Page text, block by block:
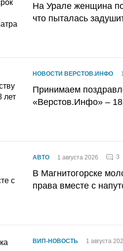
На Урале женщина
что пыталась
НОВОСТИ ВЕРСТОВ.ИНФО
Принимаем
«Верстов.Инфо» –
АВТО 1 августа 2026 3
В Магнитогорске
права вместе с
ВИП-НОВОСТЬ 1 августа